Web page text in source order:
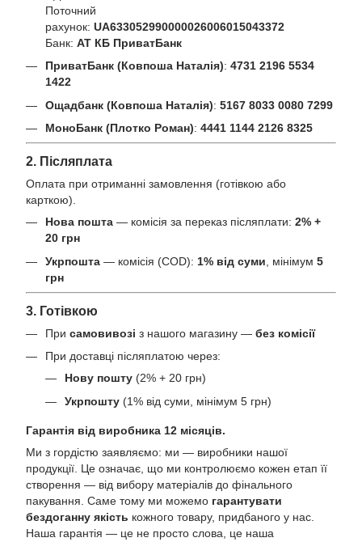
Поточний
рахунок: UA633052990000026006015043372
Банк: АТ КБ ПриватБанк
ПриватБанк (Ковпоша Наталія): 4731 2196 5534
1422
Ощадбанк (Ковпоша Наталія): 5167 8033 0080 7299
МоноБанк (Плотко Роман): 4441 1144 2126 8325
2. Післяплата
Оплата при отриманні замовлення (готівкою або
карткою).
Нова пошта — комісія за переказ післяплати: 2% +
20 грн
Укрпошта — комісія (COD): 1% від суми , мінімум 5
грн
3. Готівкою
При самовивозі з нашого магазину — без комісії
При доставці післяплатою через:
Нову пошту (2% + 20 грн)
Укрпошту (1% від суми, мінімум 5 грн)
Гарантія від виробника 12 місяців.
Ми з гордістю заявляємо: ми — виробники нашої
продукції. Це означає, що ми контролюємо кожен етап її
створення — від вибору матеріалів до фінального
пакування. Саме тому ми можемо гарантувати
бездоганну якість кожного товару, придбаного у нас.
Наша гарантія — це не просто слова, це наша